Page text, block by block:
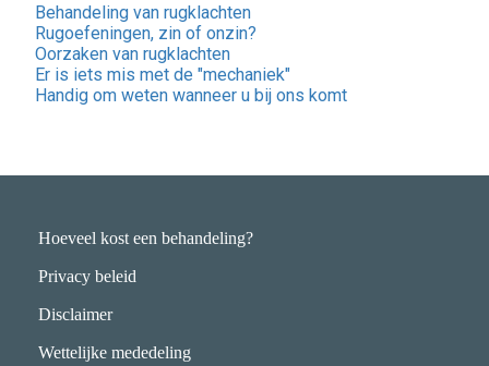
Behandeling van rugklachten
Rugoefeningen, zin of onzin?
Oorzaken van rugklachten
Er is iets mis met de "mechaniek"
Handig om weten wanneer u bij ons komt
Hoeveel kost een behandeling?
Privacy beleid
Disclaimer
Wettelijke mededeling